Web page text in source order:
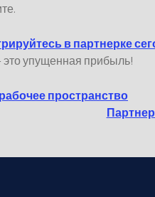
в партнерке
упущенная прибыль!
пространство